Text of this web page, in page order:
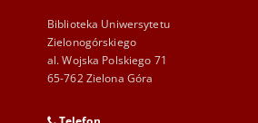
Biblioteka Uniwersytetu
Zielonogórskiego
al. Wojska Polskiego 71
65-762 Zielona Góra